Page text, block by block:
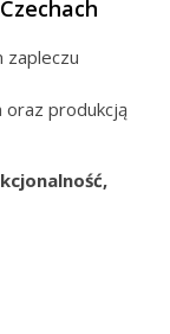
zapleczu
produkcją